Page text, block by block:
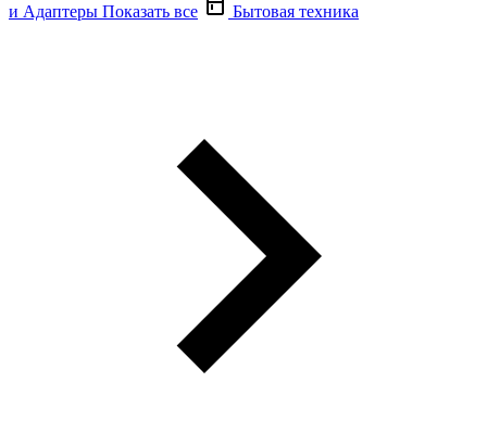
и Адаптеры Показать все Бытовая техника